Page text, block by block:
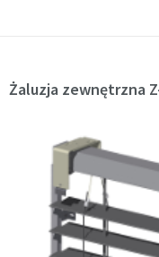
Żaluzja zewnętrzna